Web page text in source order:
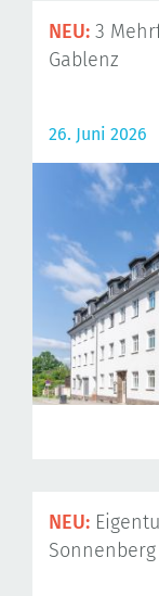
NEU: 3
Gablenz
26. Juni 2026
NEU:
Sonnenberg